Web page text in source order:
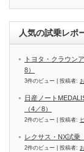
人気の試乗レポ
トヨタ・クラウン
8）
3件のビュー 投稿者:
日産ノート
（4／8）
2件のビュー 投稿者:
レクサス・NX試乗
2件のビュー 投稿者: